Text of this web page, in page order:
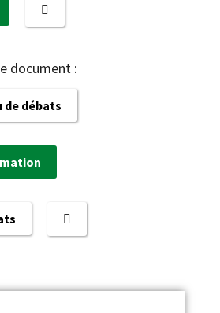
document :
de débats